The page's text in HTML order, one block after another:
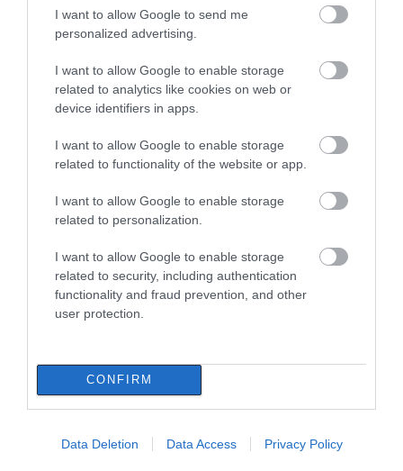
I want to allow Google to send me
personalized advertising.
I want to allow Google to enable storage
related to analytics like cookies on web or
device identifiers in apps.
I want to allow Google to enable storage
related to functionality of the website or app.
I want to allow Google to enable storage
related to personalization.
I want to allow Google to enable storage
related to security, including authentication
functionality and fraud prevention, and other
user protection.
CONFIRM
Data Deletion Data Access Privacy Policy
Άνδρας απειλούσε να πέσει από
07.08.2026 | 16:30
είναι ο προορισμός για
αυθεντικές ελληνικές γεύσεις
Κρίση στο κόμμα Καρυστιανού:
καταγγέλλοντας κλειστό
σύστημα αποφάσεων
07.08.2026 | 16:00
Πετούν ογκώδη αντικείμενα όπου
Σκύρος: Επέστρεψαν στην Εύβοια
οι πυροσβέστες που έδωσαν μάχη
δικαστήρια για τις
ανεμογεννήτριες
Βαρύ πένθος για τον
εκπαιδευτικό από την
Εύβοια που έφυγε από
Εύβοια: Αυτός είναι ο
36χρονος
έχασε την ζωή του
απόβαση στην Εύβοια –
την Υψηλή Γέφυρα